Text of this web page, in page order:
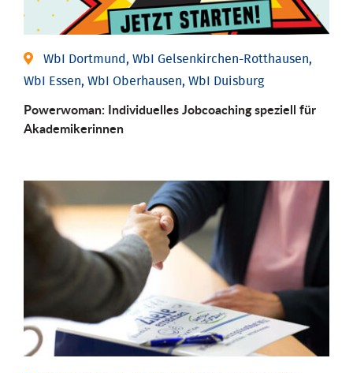
WbI Dortmund, WbI Gelsenkirchen-Rotthausen,
WbI Essen, WbI Oberhausen, WbI Duisburg
Powerwoman: Individu­elles Job­coaching speziell für
Aka­demiker­innen